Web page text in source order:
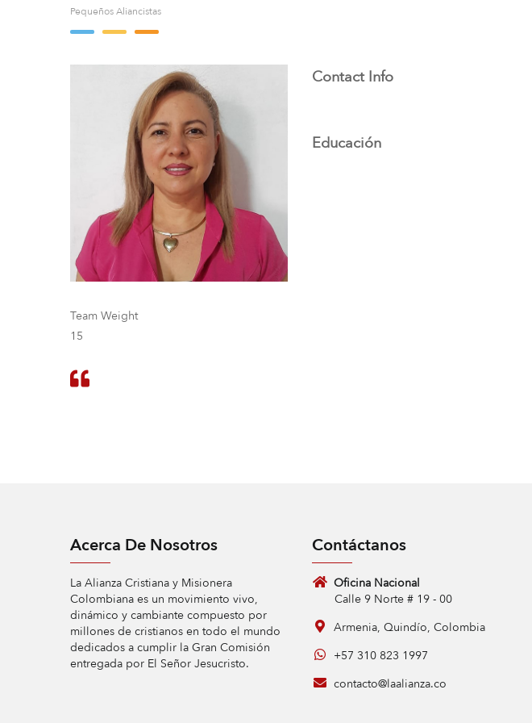
Pequeños Aliancistas
Contact Info
Educación
Team Weight
15
Acerca De Nosotros
La Alianza Cristiana y Misionera
Colombiana es un movimiento vivo,
dinámico y cambiante compuesto por
millones de cristianos en todo el mundo
dedicados a cumplir la Gran Comisión
entregada por El Señor Jesucristo.
Contáctanos
Oficina Nacional
Calle 9 Norte # 19 - 00
Armenia, Quindío, Colombia
+57 310 823 1997
contacto@laalianza.co